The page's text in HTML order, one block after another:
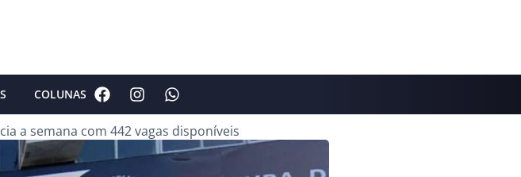
COLUNAS
a semana com 442 vagas disponíveis